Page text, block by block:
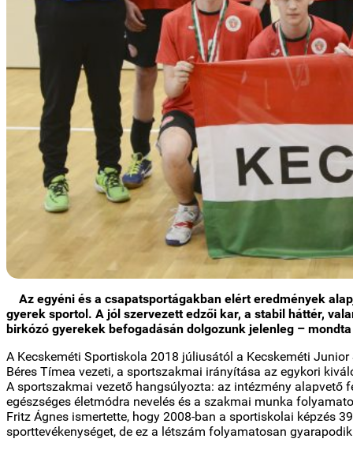
Az egyéni és a csapatsportágakban elért eredmények
gyerek sportol. A jól szervezett edzői kar, a stabil háttér,
birkózó gyerekek befogadásán dolgozunk jelenleg –
A Kecskeméti Sportiskola 2018 júliusától a Kecskeméti
Béres Tímea vezeti, a sportszakmai irányítása az egykori
A sportszakmai vezető hangsúlyozta: az intézmény alapvető
egészséges életmódra nevelés és a szakmai munka
Fritz Ágnes ismertette, hogy 2008-ban a sportiskolai képzés
sporttevékenységet, de ez a létszám folyamatosan